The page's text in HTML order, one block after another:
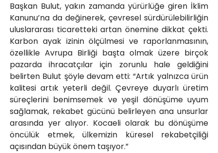
Başkan Bulut, yakın zamanda yürürlüğe giren İklim
Kanunu’na da değinerek, çevresel sürdürülebilirliğin
uluslararası ticaretteki artan önemine dikkat çekti.
Karbon ayak izinin ölçülmesi ve raporlanmasının,
özellikle Avrupa Birliği başta olmak üzere birçok
pazarda ihracatçılar için zorunlu hale geldiğini
belirten Bulut şöyle devam etti: “Artık yalnızca ürün
kalitesi artık yeterli değil. Çevreye duyarlı üretim
süreçlerini benimsemek ve yeşil dönüşüme uyum
sağlamak, rekabet gücünü belirleyen ana unsurlar
arasında yer alıyor. Kocaeli olarak bu dönüşüme
öncülük etmek, ülkemizin küresel rekabetçiliği
açısından büyük önem taşıyor.”